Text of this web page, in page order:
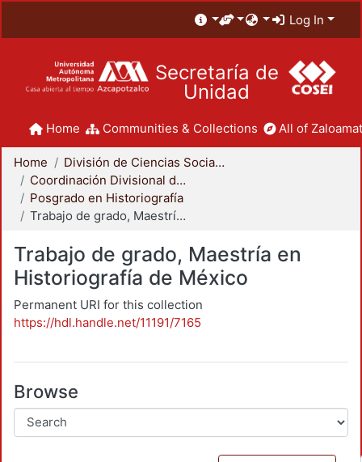
Log In
Secretaría de
Unidad
Home Communities & Collections All of
Home
División de Ciencias Sociales y Humanidades
Coordinación Divisional de Posgrado
Posgrado en Historiografía
Trabajo de grado, Maestría en Historiografía de México
Trabajo de grado, Maestría en
Historiografía de México
Permanent URI for this collection
https://hdl.handle.net/11191/7165
Browse